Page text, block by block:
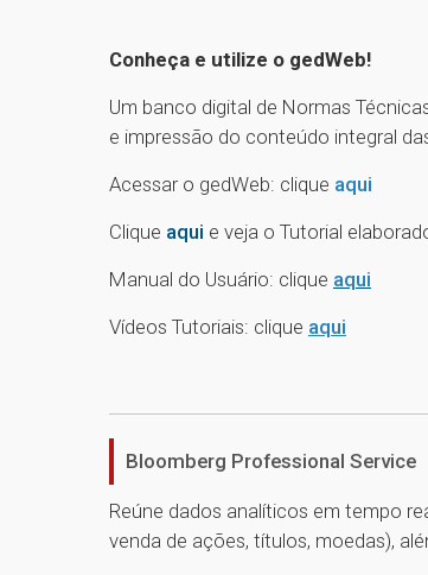
Conheça e utilize o gedWeb!
Um banco digital de Normas
e impressão do conteúdo integral
Acessar o gedWeb: clique aqui
Clique aqui e veja o Tutorial
Manual do Usuário: clique aqui
Vídeos Tutoriais: clique aqui
Bloomberg Professional Service
Reúne dados analíticos em tempo
venda de ações, títulos, moedas),